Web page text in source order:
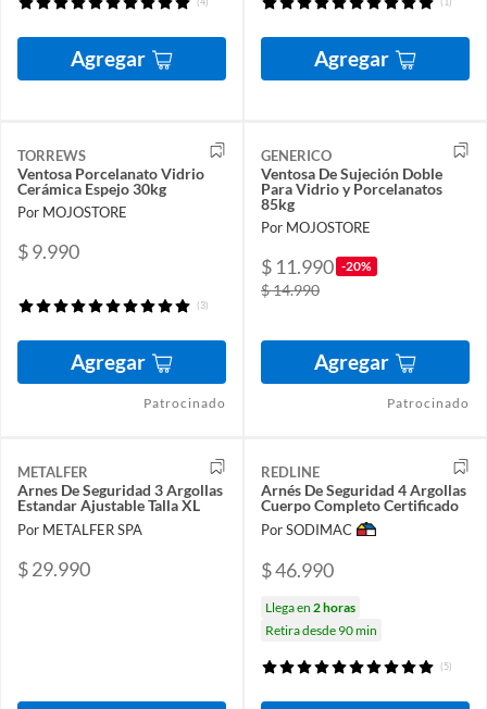
Agregar Agregar
TORREWS
Ventosa Porcelanato Vidrio
Cerámica Espejo 30kg
Por MOJOSTORE
$ 9.990
(3)
Agregar
Patrocinado
GENERICO
Ventosa De Sujeción Doble
Para Vidrio y Porcelanatos
85kg
Por MOJOSTORE
$ 11.990 -20%
$ 14.990
Agregar
Patrocinado
METALFER
Arnes De Seguridad 3 Argollas
Estandar Ajustable Talla XL
Por METALFER SPA
$ 29.990
REDLINE
Arnés De Seguridad 4 Argollas
Cuerpo Completo Certificado
Por SODIMAC
$ 46.990
Llega en 2 horas
Retira desde 90 min
(5)